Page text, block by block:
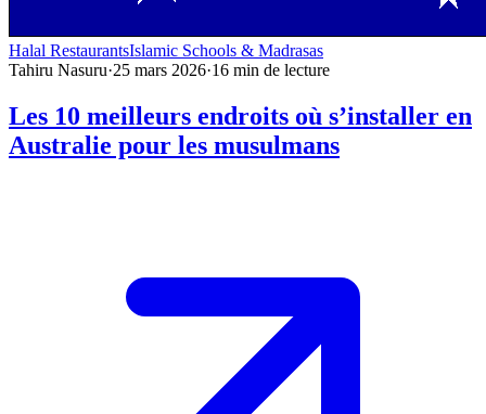
Halal RestaurantsIslamic Schools & Madrasas
Tahiru Nasuru·25 mars 2026·16 min de lecture
Les 10 meilleurs endroits où s’installer en
Australie pour les musulmans